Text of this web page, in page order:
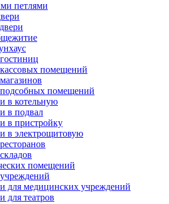
петлями
помещений
помещений
в котельную
в подвал
в пристройку
в электрощитовую
помещений
для медицинских учреждений
для театров